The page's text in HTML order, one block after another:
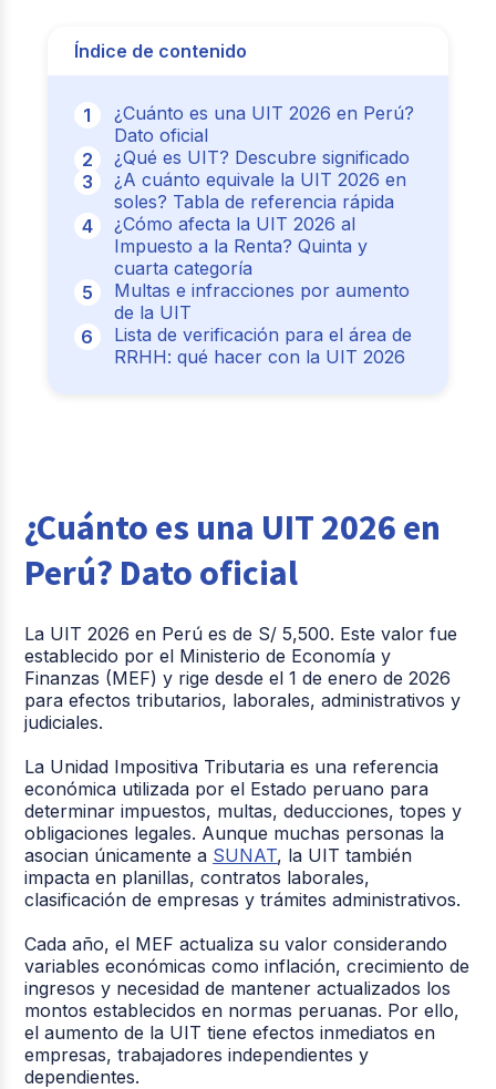
Índice de contenido
¿Cuánto es una UIT 2026 en Perú?
Dato oficial
¿Qué es UIT? Descubre significado
¿A cuánto equivale la UIT 2026 en
soles? Tabla de referencia rápida
¿Cómo afecta la UIT 2026 al
Impuesto a la Renta? Quinta y
cuarta categoría
Multas e infracciones por aumento
de la UIT
Lista de verificación para el área de
RRHH: qué hacer con la UIT 2026
¿Cuánto es una UIT 2026 en
Perú? Dato oficial
La UIT 2026 en Perú es de S/ 5,500. Este valor fue
establecido por el Ministerio de Economía y
Finanzas (MEF) y rige desde el 1 de enero de 2026
para efectos tributarios, laborales, administrativos y
judiciales.
La Unidad Impositiva Tributaria es una referencia
económica utilizada por el Estado peruano para
determinar impuestos, multas, deducciones, topes y
obligaciones legales. Aunque muchas personas la
asocian únicamente a SUNAT, la UIT también
impacta en planillas, contratos laborales,
clasificación de empresas y trámites administrativos.
Cada año, el MEF actualiza su valor considerando
variables económicas como inflación, crecimiento de
ingresos y necesidad de mantener actualizados los
montos establecidos en normas peruanas. Por ello,
el aumento de la UIT tiene efectos inmediatos en
empresas, trabajadores independientes y
dependientes.